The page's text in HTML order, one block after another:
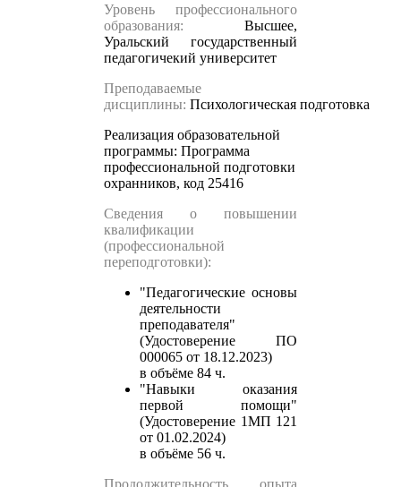
Уровень профессионального
образования: Высшее,
Уральский государственный
педагогичекий университет
Преподаваемые
дисциплины: Психологическая подготовка
Реализация образовательной
программы: Программа
профессиональной подготовки
охранников, код 25416
Сведения о повышении
квалификации
(профессиональной
переподготовки):
"Педагогические основы
деятельности
преподавателя"
(Удостоверение ПО
000065 от 18.12.2023)
в объёме 84 ч.
"Навыки оказания
первой помощи"
(Удостоверение 1МП 121
от 01.02.2024)
в объёме 56 ч.
Продолжительность опыта